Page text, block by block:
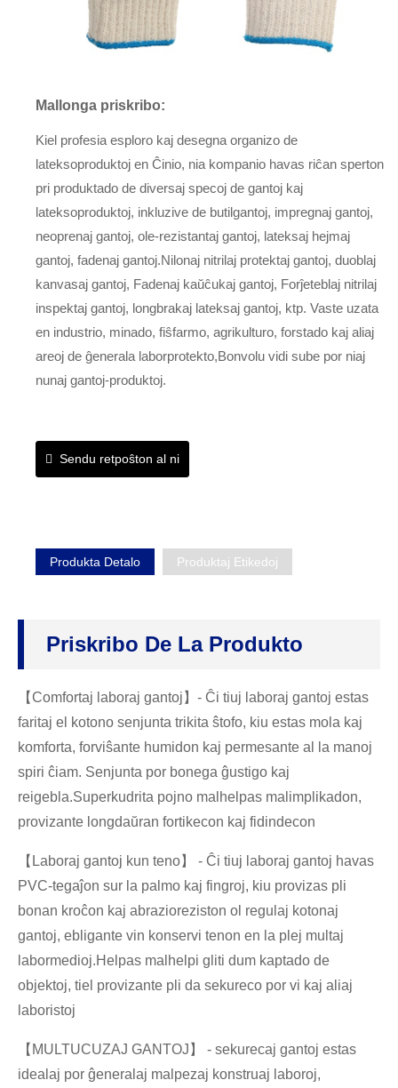
Mallonga priskribo:
Kiel profesia esploro kaj desegna organizo de
lateksoproduktoj en Ĉinio, nia kompanio havas riĉan sperton
pri produktado de diversaj specoj de gantoj kaj
lateksoproduktoj, inkluzive de butilgantoj, impregnaj gantoj,
neoprenaj gantoj, ole-rezistantaj gantoj, lateksaj hejmaj
gantoj, fadenaj gantoj.Nilonaj nitrilaj protektaj gantoj, duoblaj
kanvasaj gantoj, Fadenaj kaŭĉukaj gantoj, Forĵeteblaj nitrilaj
inspektaj gantoj, longbrakaj lateksaj gantoj, ktp. Vaste uzata
en industrio, minado, fiŝfarmo, agrikulturo, forstado kaj aliaj
areoj de ĝenerala laborprotekto,Bonvolu vidi sube por niaj
nunaj gantoj-produktoj.
Sendu retpoŝton al ni
Produkta Detalo Produktaj Etikedoj
Priskribo De La Produkto
【Comfortaj laboraj gantoj】- Ĉi tiuj laboraj gantoj estas
faritaj el kotono senjunta trikita ŝtofo, kiu estas mola kaj
komforta, forviŝante humidon kaj permesante al la manoj
spiri ĉiam. Senjunta por bonega ĝustigo kaj
reigebla.Superkudrita pojno malhelpas malimplikadon,
provizante longdaŭran fortikecon kaj fidindecon
【Laboraj gantoj kun teno】 - Ĉi tiuj laboraj gantoj havas
PVC-tegaĵon sur la palmo kaj fingroj, kiu provizas pli
bonan kroĉon kaj abrazioreziston ol regulaj kotonaj
gantoj, ebligante vin konservi tenon en la plej multaj
labormedioj.Helpas malhelpi gliti dum kaptado de
objektoj, tiel provizante pli da sekureco por vi kaj aliaj
laboristoj
【MULTUCUZAJ GANTOJ】 - sekurecaj gantoj estas
idealaj por ĝeneralaj malpezaj konstruaj laboroj,